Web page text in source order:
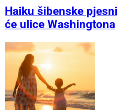
Haiku šibenske
će ulice Washingtona